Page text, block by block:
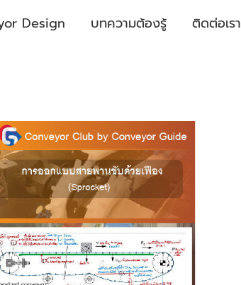
Design บทความต้องรู้ ติดต่อเรา